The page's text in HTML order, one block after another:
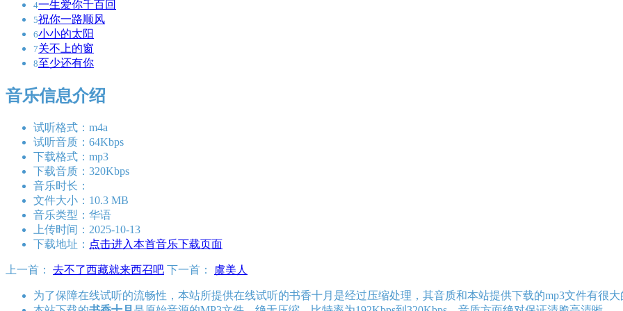
4一生爱你千百回
5祝你一路顺风
6小小的太阳
7关不上的窗
8至少还有你
音乐信息介绍
试听格式：m4a
试听音质：64Kbps
下载格式：mp3
下载音质：320Kbps
音乐时长：
文件大小：10.3 MB
音乐类型：华语
上传时间：2025-10-13
下载地址： 点击进入本首音乐下载页面
上一首： 去不了西藏就来西召吧 下一首： 虞美人
为了保障在线试听的流畅性，本站所提供在线试听的书香十月是经过压缩处理，其音质和本站提供下载的mp3文件有很